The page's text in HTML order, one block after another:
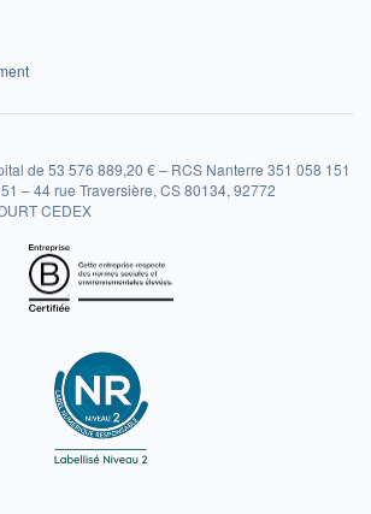
de 53 576 889,20 € – RCS Nanterre 351 058 151
– 44 rue Traversière, CS 80134, 92772
CEDEX